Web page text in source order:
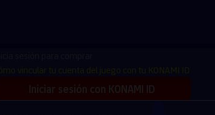
Iniciar sesión con KONAMI ID